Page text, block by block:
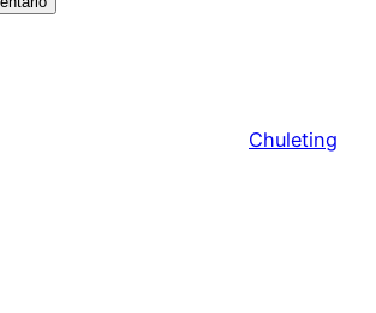
Chuleting